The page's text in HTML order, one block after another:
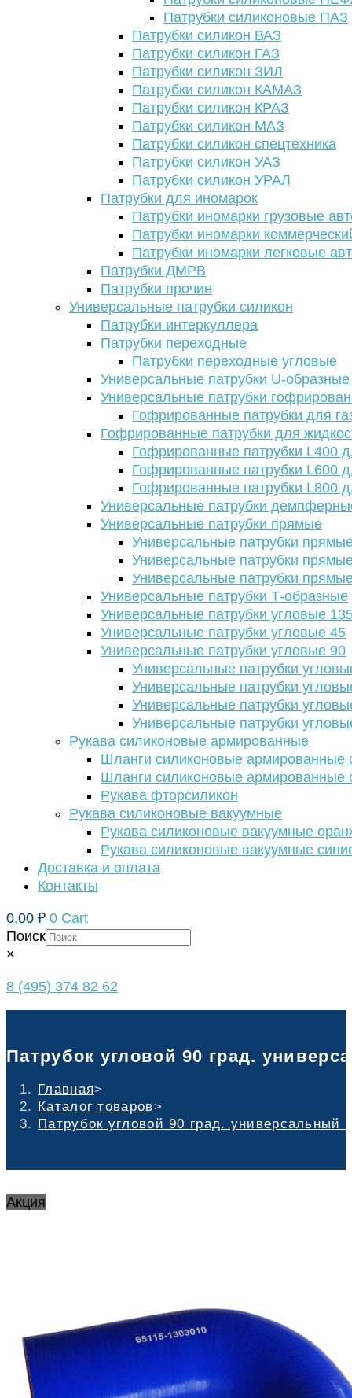
Патрубки силиконовые ПАЗ
Патрубки силикон ВАЗ
Патрубки силикон ГАЗ
Патрубки силикон ЗИЛ
Патрубки силикон КАМАЗ
Патрубки силикон КРАЗ
Патрубки силикон МАЗ
Патрубки силикон спецтехника
Патрубки силикон УАЗ
Патрубки силикон УРАЛ
Патрубки для иномарок
Патрубки иномарки грузовые
Патрубки иномарки
Патрубки иномарки легковые
Патрубки ДМРВ
Патрубки прочие
Универсальные патрубки силикон
Патрубки интеркуллера
Патрубки переходные
Патрубки переходные угловые
Универсальные патрубки U-
Универсальные патрубки
Гофрированные патрубки для
Гофрированные патрубки для
Гофрированные патрубки L400
Гофрированные патрубки L600
Гофрированные патрубки L800
Универсальные патрубки
Универсальные патрубки прямые
Универсальные патрубки
Универсальные патрубки
Универсальные патрубки
Универсальные патрубки Т-образные
Универсальные патрубки угловые
Универсальные патрубки угловые 45
Универсальные патрубки угловые 90
Универсальные патрубки
Универсальные патрубки
Универсальные патрубки
Универсальные патрубки
Рукава силиконовые армированные
Шланги силиконовые армированные
Шланги силиконовые армированные
Рукава фторсиликон
Рукава силиконовые вакуумные
Рукава силиконовые вакуумные
Рукава силиконовые вакуумные
Доставка и оплата
Контакты
0,00 ₽ 0 Cart
Поиск
×
8 (495) 374 82 62
Патрубок угловой 90 град.
Главная>
Каталог товаров>
Патрубок угловой 90 град. универсальный
Акция